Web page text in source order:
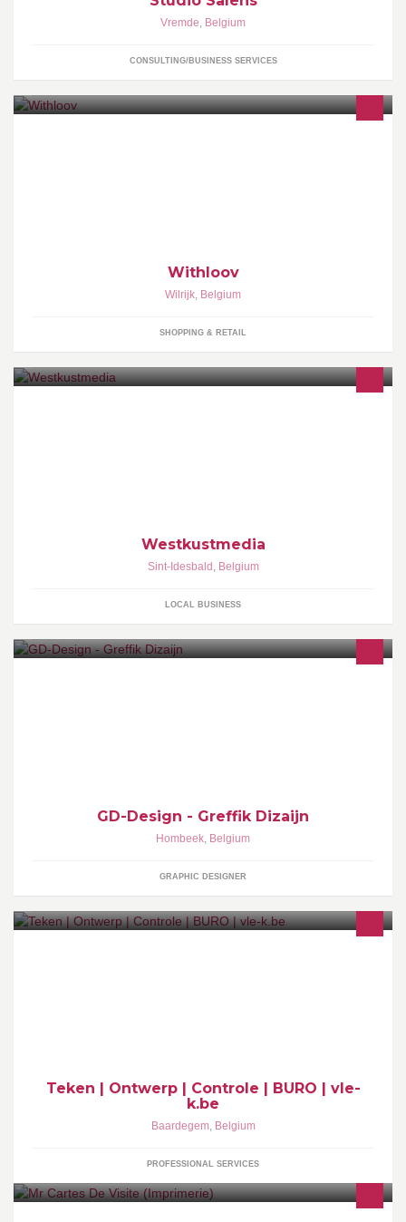
Vremde, Belgium
CONSULTING/BUSINESS SERVICES
Withloov
Wilrijk, Belgium
SHOPPING & RETAIL
Westkustmedia
Sint-Idesbald , Belgium
LOCAL BUSINESS
GD-Design - Greffik Dizaijn
Hombeek, Belgium
GRAPHIC DESIGNER
Teken | Ontwerp | Controle | BURO | vle-
k.be
Baardegem, Belgium
PROFESSIONAL SERVICES